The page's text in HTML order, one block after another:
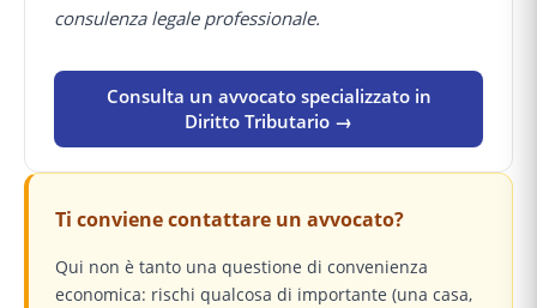
consulenza legale professionale.
Consulta un avvocato specializzato in
Diritto Tributario →
Ti conviene contattare un avvocato?
Qui non è tanto una questione di convenienza
economica: rischi qualcosa di importante (una casa,